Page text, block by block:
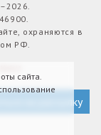
охраняются в
РФ.
на рассылку
сайта.